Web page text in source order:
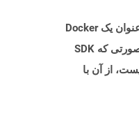
Aspose.Total Cloud همچنین به عنوان یک Docker
Container در دسترس است. در صورتی که SDK
از آن با